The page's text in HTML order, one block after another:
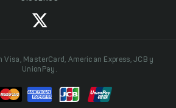
Visa, MasterCard, American Express, JCB y
UnionPay.